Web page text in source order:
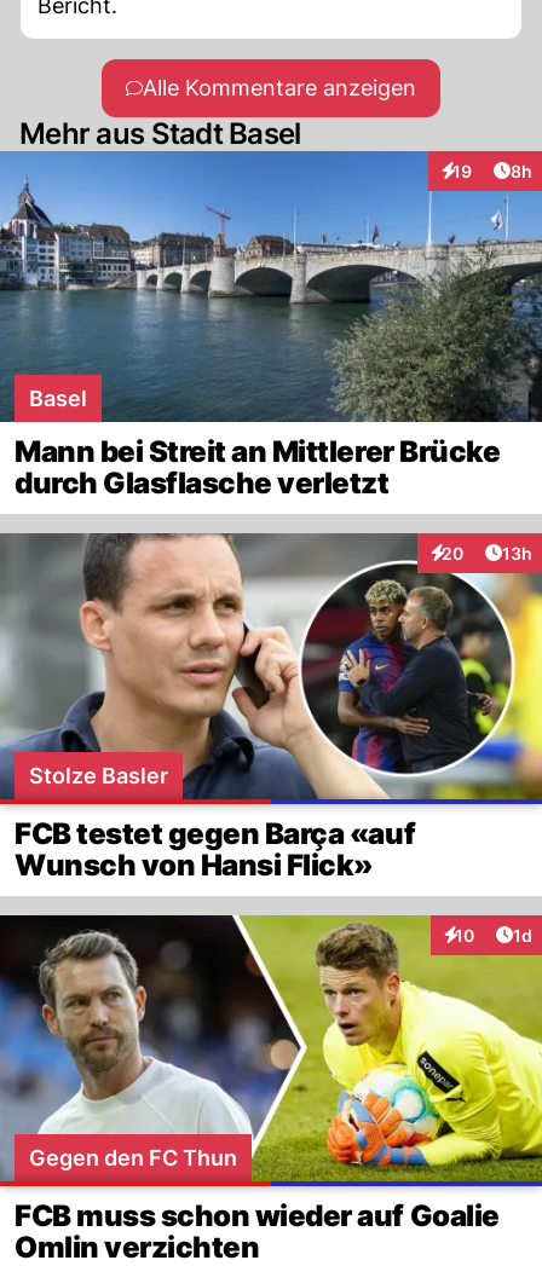
Bericht.
Alle Kommentare anzeigen
Mehr aus Stadt Basel
19
Interaktionen
8h
Basel
Mann bei Streit an Mittlerer Brücke
durch Glasflasche verletzt
20
Interaktionen
13h
Stolze Basler
FCB testet gegen Barça «auf
Wunsch von Hansi Flick»
10 1d
Gegen den FC Thun
FCB muss schon wieder auf Goalie
Omlin verzichten